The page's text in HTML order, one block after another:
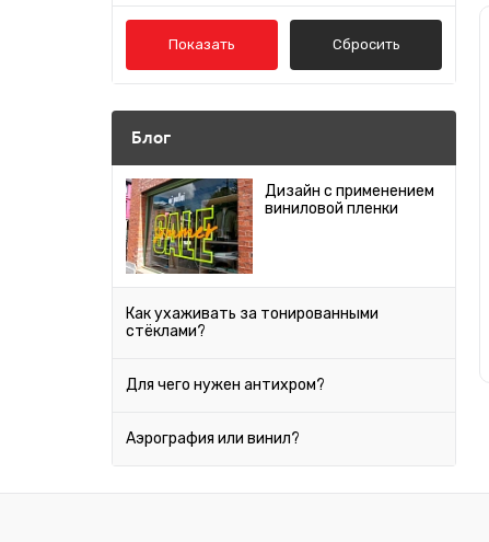
Показать Сбросить
Блог
Дизайн с применением
виниловой пленки
Как ухаживать за тонированными
стёклами?
Для чего нужен антихром?
Аэрография или винил?